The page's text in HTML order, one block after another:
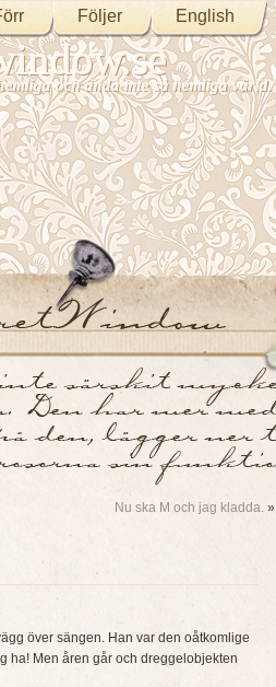
Följer English
och ändå inte så hemliga värld.
Nu ska M och jag kladda. »
över sängen. Han var den oåtkomlige
ha! Men åren går och dreggelobjekten